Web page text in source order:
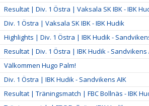
Resultat | Div. 1 Östra | Vaksala SK IBK - IBK
Div. 1 Östra | Vaksala SK IBK - IBK Hudik
Highlights | Div. 1 Östra | IBK Hudik -
Resultat | Div. 1 Östra | IBK Hudik - Sandvikens
Välkommen Hugo Palm!
Div. 1 Östra | IBK Hudik - Sandvikens AIK
Resultat | Träningsmatch | FBC Bollnäs - IBK